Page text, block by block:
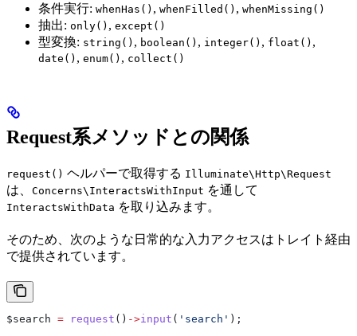
条件実行: whenHas() , whenFilled() , whenMissing()
抽出: only() , except()
型変換: string() , boolean() , integer() , float() ,
date() , enum() , collect()
Request系メソッドとの関係
request() ヘルパーで取得する Illuminate\Http\Request
は、 Concerns\InteractsWithInput を通して
InteractsWithData を取り込みます。
そのため、次のような日常的な入力アクセスはトレイト経由
で提供されています。
$search = request () ->input ( 'search' );